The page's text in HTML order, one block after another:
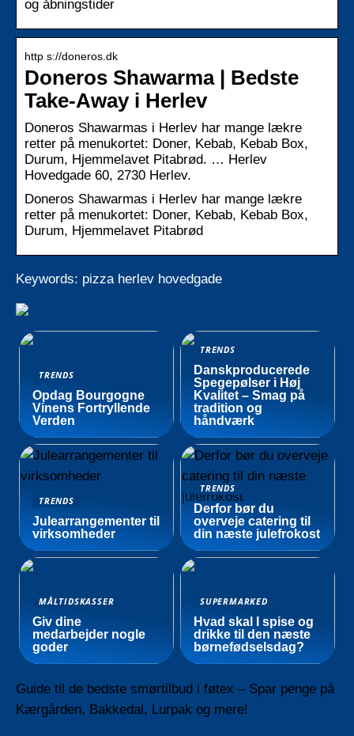
og åbningstider
http s://doneros.dk
Doneros Shawarma | Bedste
Take-Away i Herlev
Doneros Shawarmas i Herlev har mange lækre
retter på menukortet: Doner, Kebab, Kebab Box,
Durum, Hjemmelavet Pitabrød. … Herlev
Hovedgade 60, 2730 Herlev.
Doneros Shawarmas i Herlev har mange lækre
retter på menukortet: Doner, Kebab, Kebab Box,
Durum, Hjemmelavet Pitabrød
Keywords: pizza herlev hovedgade
TRENDS
Opdag Bourgogne
Vinens Fortryllende
Verden
TRENDS
Danskproducerede
Spegepølser i Høj
Kvalitet – Smag på
tradition og
håndværk
TRENDS
Julearrangementer til
virksomheder
TRENDS
Derfor bør du
overveje catering til
din næste julefrokost
MÅLTIDSKASSER
Giv dine
medarbejder nogle
goder
SUPERMARKED
Hvad skal I spise og
drikke til den næste
børnefødselsdag?
Guide til de bedste smørtilbud i føtex – Spar penge på
Kærgården, Bakkedal, Lurpak og mere!